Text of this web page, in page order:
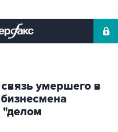
умершего в
"делом